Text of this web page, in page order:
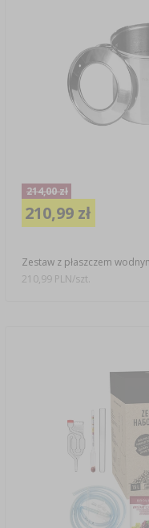
Zestaw z płaszczem
214,00 zł
210,99 zł
210,99 PLN/szt.